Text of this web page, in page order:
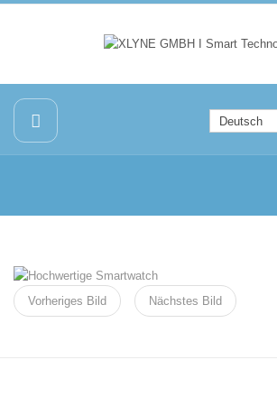
Deutsch
Vorheriges Bild Nächstes Bild